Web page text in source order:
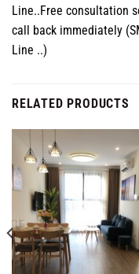
Line..Free consultation
call back immediately
Line ..)
RELATED PRODUCTS